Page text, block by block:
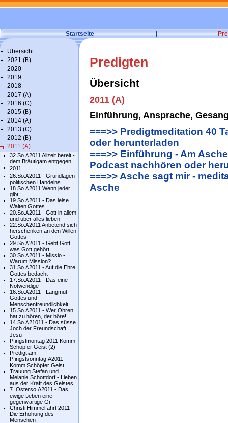
Startseite |
Übersicht
2021 (B)
2020
2019
2018
2017 (A)
2016 (C)
2015 (B)
2014 (A)
2013 (C)
2012 (B)
2011 (A)
32.So.A2011 Allzeit bereit -
dem Bräutigam entgegen
2011
26.So.A2011 - Grundlagen
politischen Handelns
18.So.A2011 Wenn jeder
gibt
19.So.A2011 - Das leise
Walten Gottes
20.So.A2011 - Gott in allem
und über alles lieben
22.So.A2011 Anbetend sich
herschenken an den Willen
Gottes
29.So.A2011 - Gebt Gott,
was Gott gehört
30.So.A2011 - Missio -
Warum Mission?
31.So.A2011 - Auf die Ehre
Gottes bedacht
17.So.A2011 - Das eine
Notwendige
16.So.A2011 - Langmut
Gottes und
Menschenfreundlichkeit
15.So.A2011 - Wer Ohren
hat zu hören, der höre!
14.So.A21011 - Das süsse
Joch der Freundschaft
Jesu
Pfingstmontag 2011 Komm
Schöpfer Geist (2)
Predigt am
Pfingstsonntag.A2011 -
Komm Schöpfer Geist
Trauung Stefan und
Melanie Schottdorf - Lieben
aus der Kraft des Geistes
7. Osterso.A2011 - Das
ewige Leben eine
gegenwärtige Gr
Christi Himmelfahrt 2011 -
Die Erhöhung des
Menschen
Predigten
Übersicht
2011 (A)
Einführung, Ansprache,
===>> Predigtmeditation 40
oder herunterladen
===>> Einführung - Am
Podcast nachhören oder
===>> Asche sagt mir -
Asche